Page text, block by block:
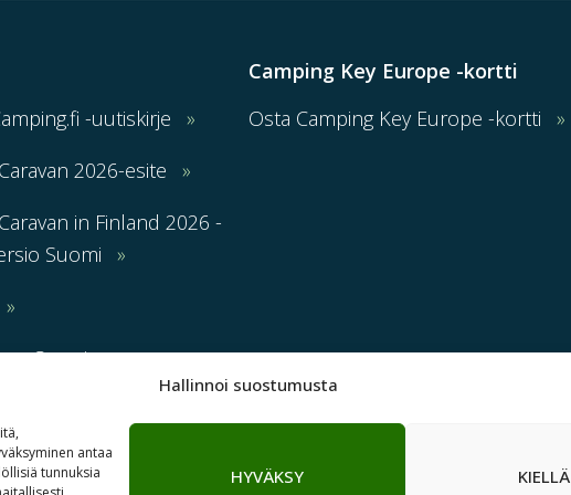
Hallinnoi suostumusta
antaa
tunnuksia
HYVÄKSY KIELLÄ
-uutiskirje
2026-esite
in Finland 2026 -
Suomi
Camping-
Camping Key Europe -kortti
Osta Camping Key Europe -kortti
Copyright© 2026 Suomen Leirintäalueyhdistys | Lemonsoft